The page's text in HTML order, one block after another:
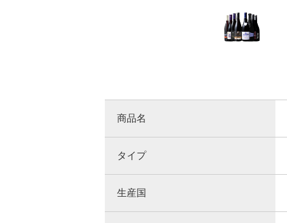
商品名
タイプ
生産国